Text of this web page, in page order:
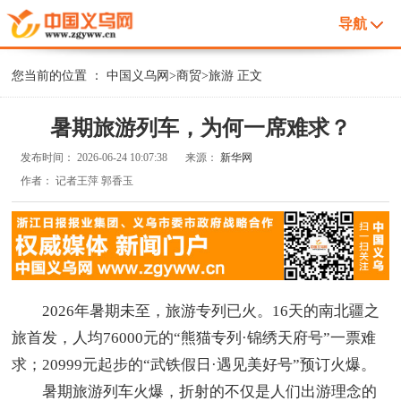
导航
您当前的位置 ：中国义乌网>商贸>旅游 正文
暑期旅游列车，为何一席难求？
发布时间：2026-06-24 10:07:38 来源：新华网
作者：记者王萍 郭香玉
2026年暑期未至，旅游专列已火。16天的南北疆之
旅首发，人均76000元的“熊猫专列·锦绣天府号”一票难
求；20999元起步的“武铁假日·遇见美好号”预订火爆。
暑期旅游列车火爆，折射的不仅是人们出游理念的